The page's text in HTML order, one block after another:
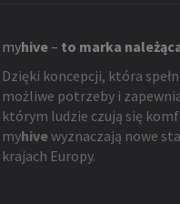
myhive– to marka
Dzięki koncepcji, która
możliwe potrzeby i
którym ludzie czują się
myhivewyznaczają nowe
krajach Europy.